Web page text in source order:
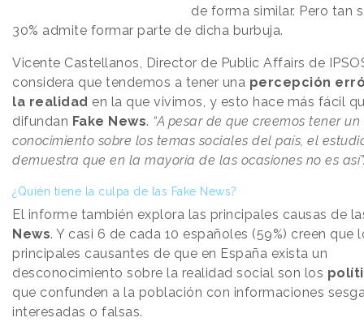
de forma similar. Pero tan
30% admite formar parte de dicha burbuja.
Vicente Castellanos, Director de Public Affairs de
considera que tendemos a tener una percepción
la realidad en la que vivimos, y esto hace más fácil
difundan Fake News. “A pesar de que creemos tener
conocimiento sobre los temas sociales del país, el
demuestra que en la mayoría de las ocasiones no es
¿Quién tiene la culpa de las Fake News?
El informe también explora las principales causas de
News. Y casi 6 de cada 10 españoles (59%) creen que
principales causantes de que en España exista un
desconocimiento sobre la realidad social son los
que confunden a la población con informaciones
interesadas o falsas.